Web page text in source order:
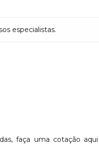
especialistas.
faça uma cotação